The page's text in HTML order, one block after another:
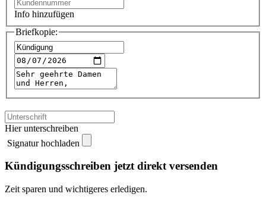
Info hinzufügen
Briefkopie:
Hier unterschreiben
Signatur hochladen
Kündigungsschreiben jetzt direkt versenden
Zeit sparen und wichtigeres erledigen.